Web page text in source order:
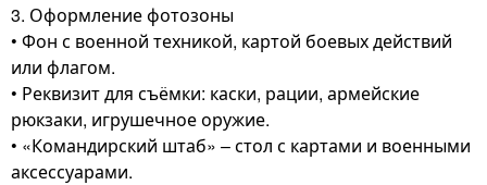
3. Оформление фотозоны
• Фон с военной техникой, картой боевых действий
или флагом.
• Реквизит для съёмки: каски, рации, армейские
рюкзаки, игрушечное оружие.
• «Командирский штаб» – стол с картами и военными
аксессуарами.